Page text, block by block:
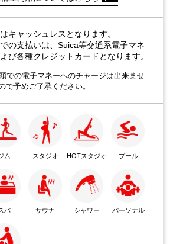
キャッシュレスとなります。
の支払いは、Suica等交通系電子マネ
び各種クレジットカードとなります。
での電子マネーへのチャージは出来ませ
で予めご了承ください。
ム スタジオ HOTスタジオ プール
パ サウナ シャワー パーソナル